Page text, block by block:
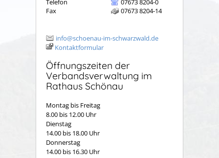
Telefon
07673 8204-0
Fax
07673 8204-14
info@schoenau-im-schwarzwald.de
Kontaktformular
Öffnungszeiten der
Verbandsverwaltung im
Rathaus Schönau
Montag bis Freitag
8.00 bis 12.00 Uhr
Dienstag
14.00 bis 18.00 Uhr
Donnerstag
14.00 bis 16.30 Uhr